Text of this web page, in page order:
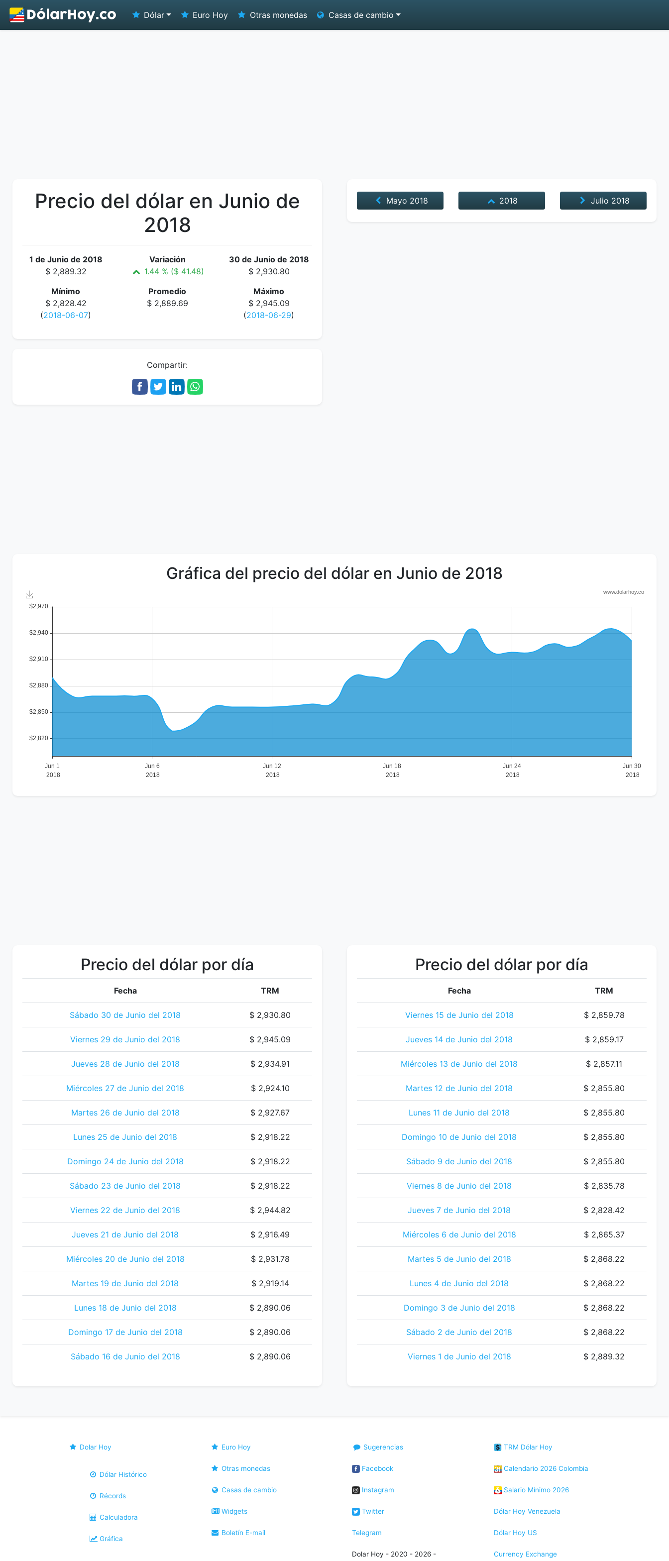
Dólar Euro Hoy Otras monedas Casas de cambio
Precio del dólar en Junio de
2018
1 de Junio de 2018
$ 2,889.32
Variación
1.44 % ($ 41.48)
30 de Junio de 2018
$ 2,930.80
Mínimo
$ 2,828.42
(2018-06-07)
Promedio
$ 2,889.69
Máximo
$ 2,945.09
(2018-06-29)
Mayo 2018 2018 Julio 2018
Compartir:
Gráfica del precio del dólar en Junio de 2018
Precio del dólar por día
Fecha TRM
Sábado 30 de Junio del 2018 $ 2,930.80
Viernes 29 de Junio del 2018 $ 2,945.09
Jueves 28 de Junio del 2018 $ 2,934.91
Miércoles 27 de Junio del 2018 $ 2,924.10
Martes 26 de Junio del 2018 $ 2,927.67
Lunes 25 de Junio del 2018 $ 2,918.22
Domingo 24 de Junio del 2018 $ 2,918.22
Sábado 23 de Junio del 2018 $ 2,918.22
Viernes 22 de Junio del 2018 $ 2,944.82
Jueves 21 de Junio del 2018 $ 2,916.49
Miércoles 20 de Junio del 2018 $ 2,931.78
Martes 19 de Junio del 2018 $ 2,919.14
Lunes 18 de Junio del 2018 $ 2,890.06
Domingo 17 de Junio del 2018 $ 2,890.06
Sábado 16 de Junio del 2018 $ 2,890.06
Precio del dólar por día
Fecha TRM
Viernes 15 de Junio del 2018 $ 2,859.78
Jueves 14 de Junio del 2018 $ 2,859.17
Miércoles 13 de Junio del 2018 $ 2,857.11
Martes 12 de Junio del 2018 $ 2,855.80
Lunes 11 de Junio del 2018 $ 2,855.80
Domingo 10 de Junio del 2018 $ 2,855.80
Sábado 9 de Junio del 2018 $ 2,855.80
Viernes 8 de Junio del 2018 $ 2,835.78
Jueves 7 de Junio del 2018 $ 2,828.42
Miércoles 6 de Junio del 2018 $ 2,865.37
Martes 5 de Junio del 2018 $ 2,868.22
Lunes 4 de Junio del 2018 $ 2,868.22
Domingo 3 de Junio del 2018 $ 2,868.22
Sábado 2 de Junio del 2018 $ 2,868.22
Viernes 1 de Junio del 2018 $ 2,889.32
Dolar Hoy
Dólar Histórico
Récords
Calculadora
Gráfica
Euro Hoy
Otras monedas
Casas de cambio
Widgets
Boletín E-mail
Sugerencias
Facebook
Instagram
Twitter
Telegram
Dolar Hoy - 2020 - 2026 -
TRM Dólar Hoy
Calendario 2026 Colombia
Salario Mínimo 2026
Dólar Hoy Venezuela
Dólar Hoy US
Currency Exchange